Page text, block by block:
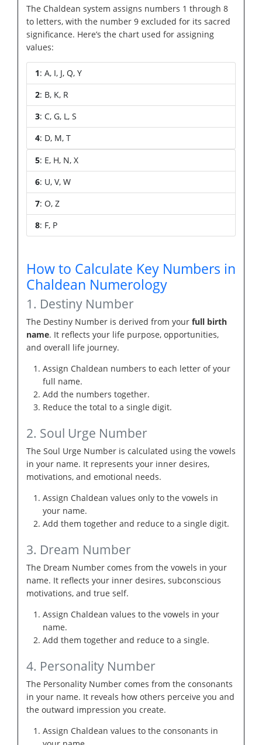
The Chaldean system assigns numbers 1 through 8
to letters, with the number 9 excluded for its sacred
significance. Here’s the chart used for assigning
values:
1: A, I, J, Q, Y
2: B, K, R
3: C, G, L, S
4: D, M, T
5: E, H, N, X
6: U, V, W
7: O, Z
8: F, P
How to Calculate Key Numbers in
Chaldean Numerology
1. Destiny Number
The Destiny Number is derived from your full birth
name. It reflects your life purpose, opportunities,
and overall life journey.
Assign Chaldean numbers to each letter of your
full name.
Add the numbers together.
Reduce the total to a single digit.
2. Soul Urge Number
The Soul Urge Number is calculated using the vowels
in your name. It represents your inner desires,
motivations, and emotional needs.
Assign Chaldean values only to the vowels in
your name.
Add them together and reduce to a single digit.
3. Dream Number
The Dream Number comes from the vowels in your
name. It reflects your inner desires, subconscious
motivations, and true self.
Assign Chaldean values to the vowels in your
name.
Add them together and reduce to a single.
4. Personality Number
The Personality Number comes from the consonants
in your name. It reveals how others perceive you and
the outward impression you create.
Assign Chaldean values to the consonants in